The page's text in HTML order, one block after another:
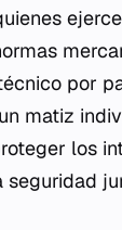
por
matiz
los
seguridad